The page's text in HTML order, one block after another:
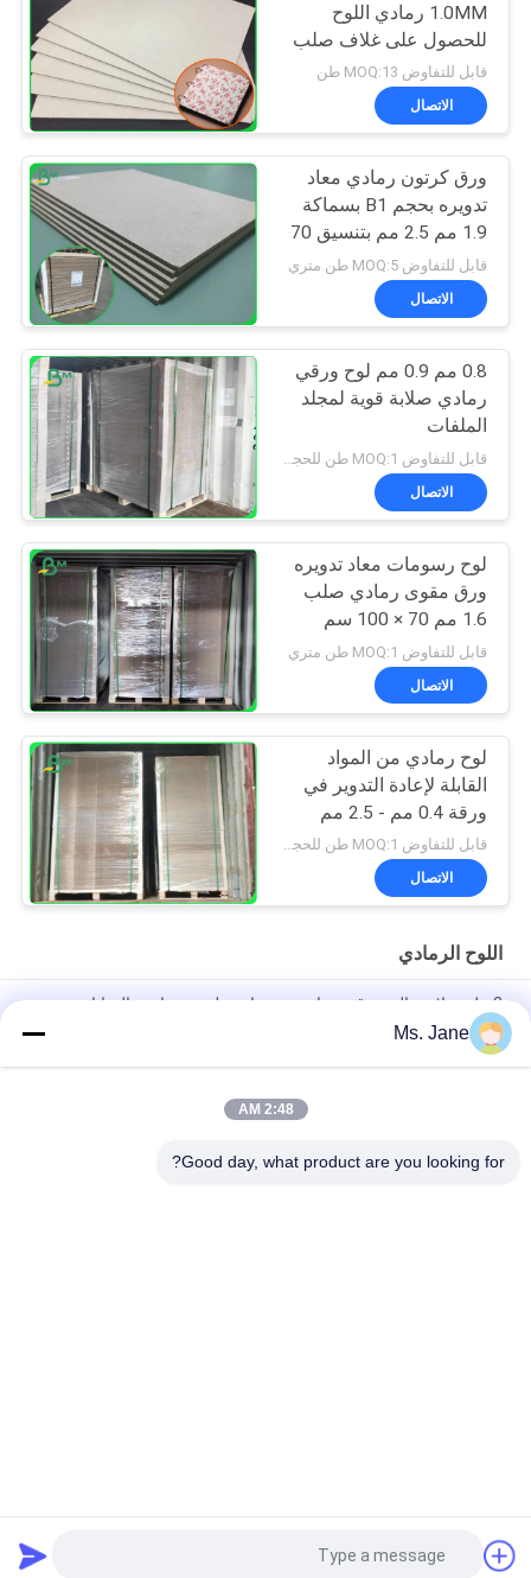
1.0MM رمادي اللوح
للحصول على غلاف صلب
قابل للتفاوض MOQ:13 طن
الاتصال
ورق كرتون رمادي معاد
تدويره بحجم B1 بسماكة
1.9 مم 2.5 مم بتنسيق 70
* 100 سم
قابل للتفاوض MOQ:5 طن متري
الاتصال
0.8 مم 0.9 مم لوح ورقي
رمادي صلابة قوية لمجلد
الملفات
الاتصال
لوح رسومات معاد تدويره
ورق مقوى رمادي صلب
1.6 مم 70 × 100 سم
قابل للتفاوض MOQ:1 طن متري
الاتصال
لوح رمادي من المواد
القابلة لإعادة التدوير في
ورقة 0.4 مم - 2.5 مم
لمجلدات الحلقة
قابل للتفاوض MOQ:1 طن للحجم العادي و 10 طن للحجم الخاص
الاتصال
اللوح الرمادي
2 ملم صلابة عالية ورقية رمادية من جانبين لصنع صناديق الهدايا
أحجية الصور المقطوعة ذات اللون الأزرق بالكامل من الورق المقوى
مقاس 1.5 مم من ورق اللوح الأزرق
Ms. Jane
2:48 AM
Good day, what product are you looking for?